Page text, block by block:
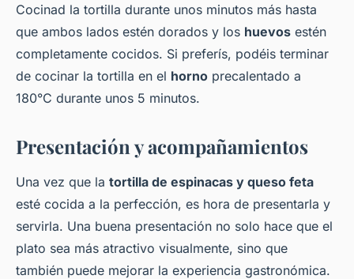
Cocinad la tortilla durante unos minutos más hasta
que ambos lados estén dorados y los huevos estén
completamente cocidos. Si preferís, podéis terminar
de cocinar la tortilla en el horno precalentado a
180°C durante unos 5 minutos.
Presentación y acompañamientos
Una vez que la tortilla de espinacas y queso feta
esté cocida a la perfección, es hora de presentarla y
servirla. Una buena presentación no solo hace que el
plato sea más atractivo visualmente, sino que
también puede mejorar la experiencia gastronómica.